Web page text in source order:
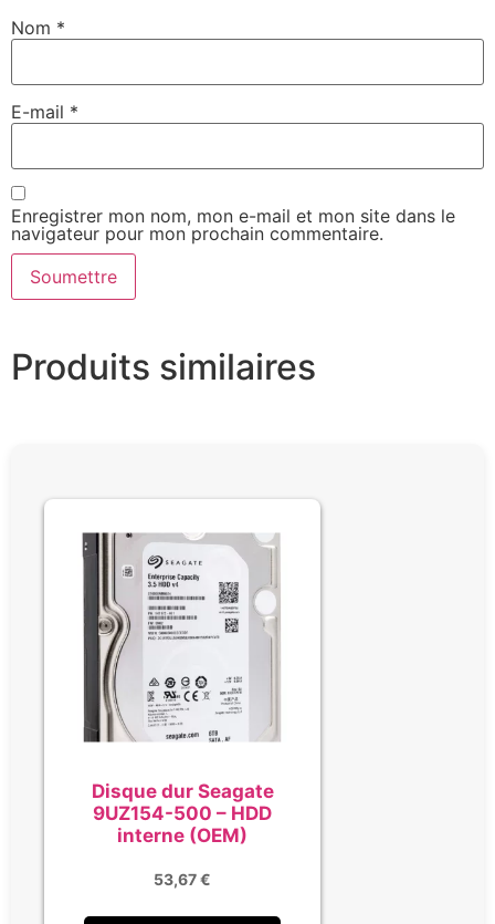
Nom *
E-mail *
Enregistrer mon nom, mon e-mail et mon site dans le
navigateur pour mon prochain commentaire.
Produits similaires
Disque dur Seagate
9UZ154-500 – HDD
interne (OEM)
53,67€